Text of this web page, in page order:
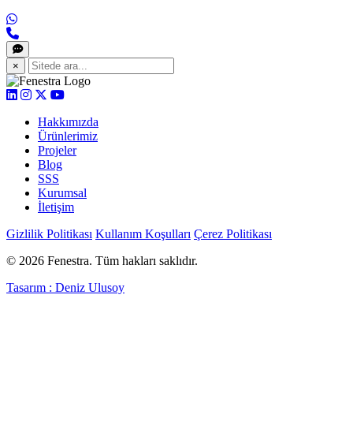
×
Hakkımızda
Ürünlerimiz
Projeler
Blog
SSS
Kurumsal
İletişim
Gizlilik Politikası Kullanım Koşulları Çerez Politikası
© 2026 Fenestra. Tüm hakları saklıdır.
Tasarım : Deniz Ulusoy